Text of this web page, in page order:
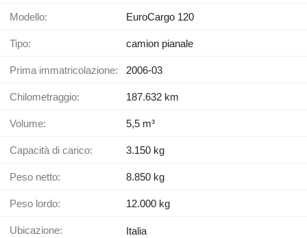
Modello: EuroCargo 120
Tipo: camion pianale
Prima immatricolazione: 2006-03
Chilometraggio: 187.632 km
Volume: 5,5 m³
Capacità di carico: 3.150 kg
Peso netto: 8.850 kg
Peso lordo: 12.000 kg
Ubicazione:
Italia